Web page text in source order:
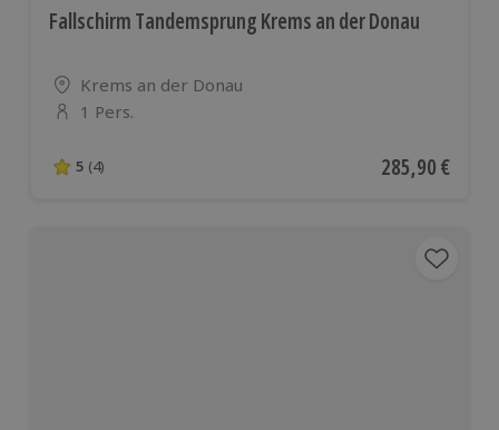
Fallschirm Tandemsprung Krems an der Donau
Standort
Krems an der Donau
Anzahl der Teilnehmer
1 Pers.
5 von 5 Sternen basierend auf 4 Bewertungen
5 (4) Aktueller Preis
285,90 €